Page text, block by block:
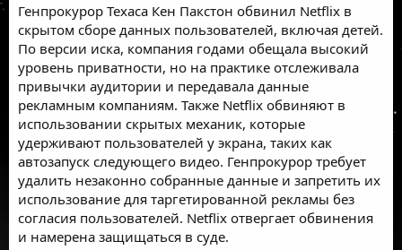
Генпрокурор Техаса Кен Пакстон обвинил Netflix в
скрытом сборе данных пользователей, включая детей.
По версии иска, компания годами обещала высокий
уровень приватности, но на практике отслеживала
привычки аудитории и передавала данные
рекламным компаниям. Также Netflix обвиняют в
использовании скрытых механик, которые
удерживают пользователей у экрана, таких как
автозапуск следующего видео. Генпрокурор требует
удалить незаконно собранные данные и запретить их
использование для таргетированной рекламы без
согласия пользователей. Netflix отвергает обвинения
и намерена защищаться в суде.